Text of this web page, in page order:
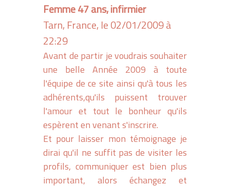
Femme 47 ans, infirmier
Tarn, France, le 02/01/2009 à
22:29
Avant de partir je voudrais souhaiter
une belle Année 2009 à toute
l'équipe de ce site ainsi qu'à tous les
adhérents,qu'ils puissent trouver
l'amour et tout le bonheur qu'ils
espèrent en venant s'inscrire.
Et pour laisser mon témoignage je
dirai qu'il ne suffit pas de visiter les
profils, communiquer est bien plus
important, alors échangez et